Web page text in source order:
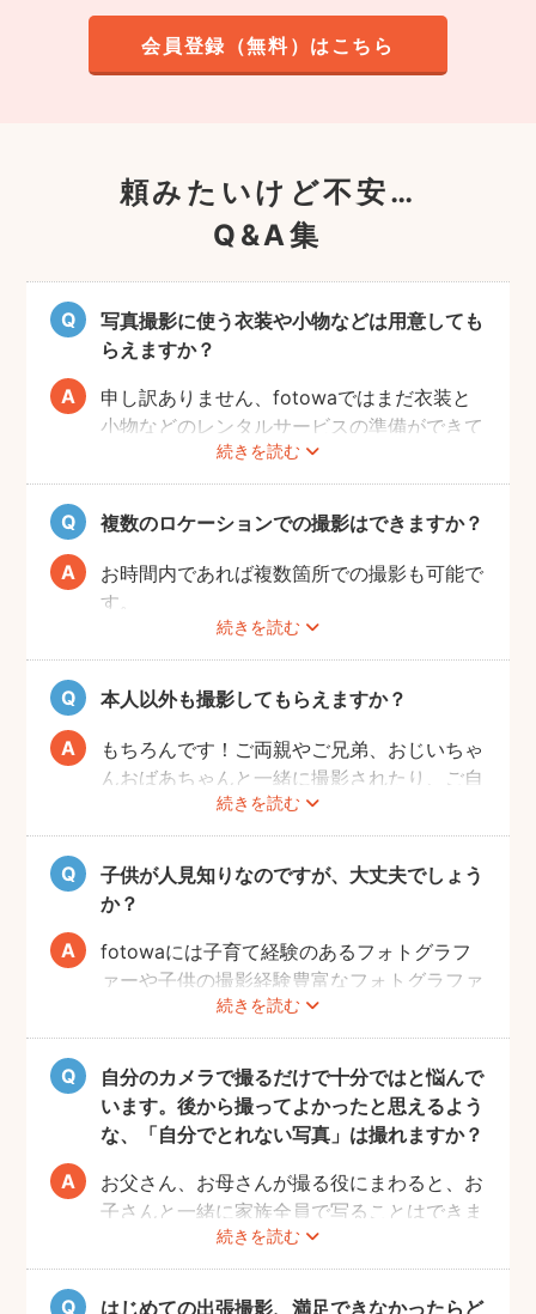
会員登録（無料）はこちら
頼みたいけど不安…
Q&A集
写真撮影に使う衣装や小物などは用意しても
らえますか？
続きを読む
申し訳ありません、fotowaではまだ衣装と
小物などのレンタルサービスの準備ができて
おりませんので、お客様ご自身にご用意をお
願いしております。
複数のロケーションでの撮影はできますか？
続きを読む
お時間内であれば複数箇所での撮影も可能で
す。
事前に撮りたい場所や撮影のイメージをフォ
トグラファーさんと相談しておくと撮影もス
ムーズに行うことができますよ。
本人以外も撮影してもらえますか？
続きを読む
もちろんです！ご両親やご兄弟、おじいちゃ
んおばあちゃんと一緒に撮影されたり、ご自
宅で開くお誕生日会の様子を撮影される方も
いらっしゃいます。
子供が人見知りなのですが、大丈夫でしょう
か？
続きを読む
fotowaには子育て経験のあるフォトグラフ
ァーや子供の撮影経験豊富なフォトグラファ
ーもたくさん登録しています！ぜひ相談して
みてください。
また、フォトグラファー募集機能で人見知り
のお子様の撮影が得意なフォトグラファーを
募集してみるのもおすすめです。
自分のカメラで撮るだけで十分ではと悩んで
います。後から撮ってよかったと思えるよう
な、「自分でとれない写真」は撮れますか？
続きを読む
お父さん、お母さんが撮る役にまわると、お
子さんと一緒に家族全員で写ることはできま
せんし、プロの機材や構図ならではのクオリ
ティもあります。
10年後、20年後に見返して、撮ってよかっ
はじめての出張撮影、満足できなかったらど